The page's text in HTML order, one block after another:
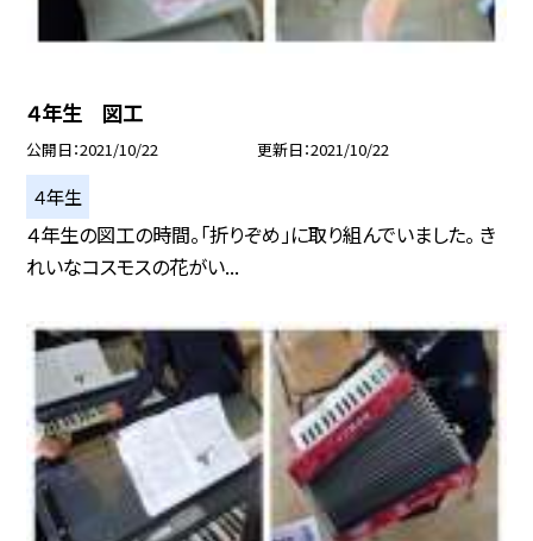
４年生 図工
公開日 2021/10/22 更新日 2021/10/22
４年生
４年生の図工の時間。「折りぞめ」に取り組んでいました。 き
れいなコスモスの花がい...